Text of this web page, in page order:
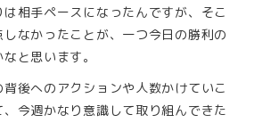
相手ペースになったんですが、そこ
なかったことが、一つ今日の勝利の
と思います。
後へのアクションや人数かけていこ
今週かなり意識して取り組んできた